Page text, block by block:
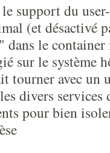
support du
(et désactivé
le
sur le système
tourner avec un
divers services
pour bien